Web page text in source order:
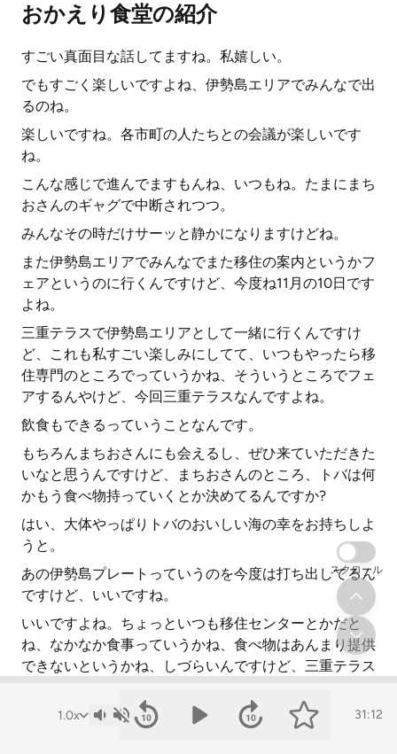
おかえり食堂の紹介
すごい真面目な話してますね。私嬉しい。
でもすごく楽しいですよね、伊勢島エリアでみんなで出
るのね。
楽しいですね。各市町の人たちとの会議が楽しいです
ね。
こんな感じで進んでますもんね、いつもね。たまにまち
おさんのギャグで中断されつつ。
みんなその時だけサーッと静かになりますけどね。
また伊勢島エリアでみんなでまた移住の案内というかフ
ェアというのに行くんですけど、今度ね11月の10日です
よね。
三重テラスで伊勢島エリアとして一緒に行くんですけ
ど、これも私すごい楽しみにしてて、いつもやったら移
住専門のところでっていうかね、そういうところでフェ
アするんやけど、今回三重テラスなんですよね。
飲食もできるっていうことなんです。
もちろんまちおさんにも会えるし、ぜひ来ていただきた
いなと思うんですけど、まちおさんのところ、トバは何
かもう食べ物持っていくとか決めてるんですか?
はい、大体やっぱりトバのおいしい海の幸をお持ちしよ
うと。
あの伊勢島プレートっていうのを今度は打ち出してるん
ですけど、いいですね。
いいですよね。ちょっといつも移住センターとかだと
ね、なかなか食事っていうかね、食べ物はあんまり提供
できないというかね、しづらいんですけど、三重テラス
から、それをプレートにして食べていただけるようにっ
ていうのをね、計画してるんですよね。
31:12
スクロール